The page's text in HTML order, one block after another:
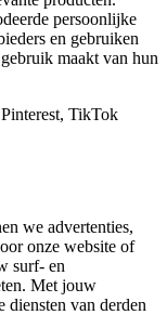
persoonlijke
en gebruiken
maakt van hun
TikTok
we advertenties,
onze website of
surf- en
Met jouw
diensten van derden